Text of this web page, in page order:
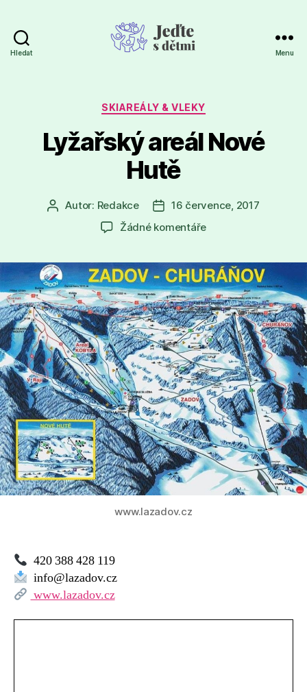
Hledat Menu
Rubriky
SKIAREÁLY & VLEKY
Lyžařský areál Nové
Hutě
AutorAutor: Redakce
Datum
příspěvku
16 července, 2017
Žádné komentářeu
názvem
Lyžařský
areál
Nové
Hutě
www.lazadov.cz
420 388 428 119
info@lazadov.cz
www.lazadov.cz